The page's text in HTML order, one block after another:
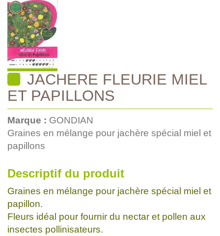
JACHERE FLEURIE MIEL
ET PAPILLONS
Marque : GONDIAN
Graines en mélange pour jachère spécial miel et
papillons
Descriptif du produit
Graines en mélange pour jachère spécial miel et
papillon.
Fleurs idéal pour fournir du nectar et pollen aux
insectes pollinisateurs.